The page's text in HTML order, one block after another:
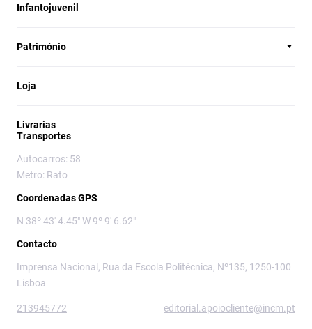
Infantojuvenil
Património
Loja
Livrarias
Transportes
Autocarros: 58
Metro: Rato
Coordenadas GPS
N 38º 43' 4.45" W 9º 9' 6.62"
Contacto
Imprensa Nacional, Rua da Escola Politécnica, Nº135, 1250-100
Lisboa
213945772 editorial.apoiocliente@incm.pt